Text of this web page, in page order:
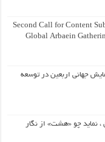
Second Call for Content
Global Arbaein
جهانی اربعین در توسعه
چو «هشت» از نگار